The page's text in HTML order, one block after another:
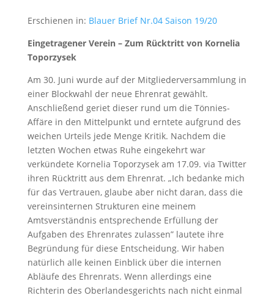
Erschienen in: Blauer Brief Nr.04 Saison 19/20
Eingetragener Verein – Zum Rücktritt von Kornelia
Toporzysek
Am 30. Juni wurde auf der Mitgliederversammlung in
einer Blockwahl der neue Ehrenrat gewählt.
Anschließend geriet dieser rund um die Tönnies-
Affäre in den Mittelpunkt und erntete aufgrund des
weichen Urteils jede Menge Kritik. Nachdem die
letzten Wochen etwas Ruhe eingekehrt war
verkündete Kornelia Toporzysek am 17.09. via Twitter
ihren Rücktritt aus dem Ehrenrat. „Ich bedanke mich
für das Vertrauen, glaube aber nicht daran, dass die
vereinsinternen Strukturen eine meinem
Amtsverständnis entsprechende Erfüllung der
Aufgaben des Ehrenrates zulassen” lautete ihre
Begründung für diese Entscheidung. Wir haben
natürlich alle keinen Einblick über die internen
Abläufe des Ehrenrats. Wenn allerdings eine
Richterin des Oberlandesgerichts nach nicht einmal